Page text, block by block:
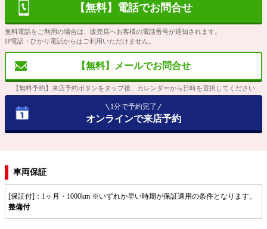
【無料】電話でお問合せ
無料電話をご利用の場合は、販売店へお客様の電話番号が通知されます。
IP電話・ひかり電話からはご利用いただけません。
【無料】メールでお問合せ
【無料予約】来店予約ボタンをタップ後、カレンダーから日時を選択してください
1分で予約完了
オンラインで来店予約
車両保証
[保証付]：1ヶ月・1000km ※いずれか早い時期が保証適用の条件となります。
整備付